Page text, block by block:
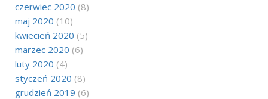
czerwiec 2020 (8)
maj 2020 (10)
kwiecień 2020 (5)
marzec 2020 (6)
luty 2020 (4)
styczeń 2020 (8)
grudzień 2019 (6)